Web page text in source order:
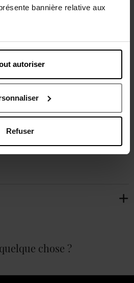
bannière relative aux
autoriser
Refuser
partir de 50€
chose ?